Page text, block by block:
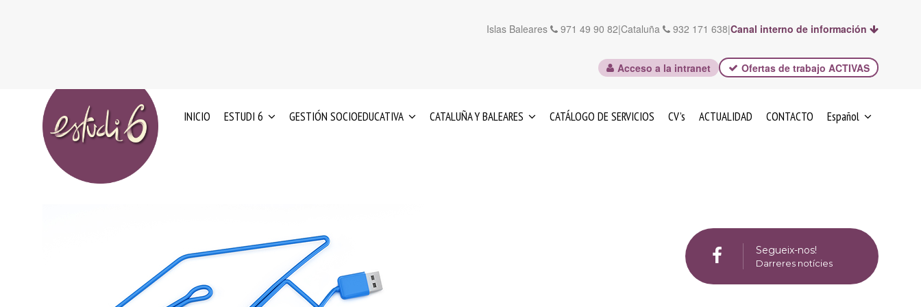
Islas Baleares 971 49 90 82|Cataluña 932 171 638|Canal interno de información
Acceso a la intranet Ofertas de trabajo ACTIVAS
INICIO ESTUDI 6
CALIDAD
GESTIÓN SOCIOEDUCATIVA
REFUERZO
EDUCATIVO
Y
ORIENTACIÓN
PSICOPEDAGÓGICA
CATALUÑA Y BALEARES CATÁLOGO DE SERVICIOS CV’s ACTUALIDAD CONTACTO Español
Segueix-nos!
Darreres notícies